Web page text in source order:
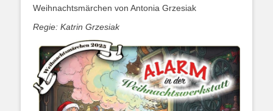
Weihnachtsmärchen von Antonia Grzesiak
Regie: Katrin Grzesiak